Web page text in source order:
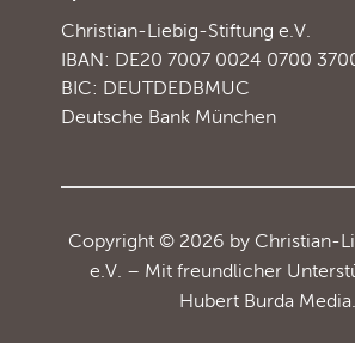
Christian-Liebig-Stiftung e.V.
IBAN: DE20 7007 0024 0700
BIC: DEUTDEDBMUC
Deutsche Bank München
Copyright © 2026 by Christian-
e.V. – Mit freundlicher
Hubert Burda Media.